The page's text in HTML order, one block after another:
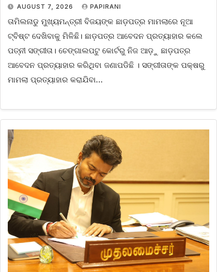
AUGUST 7, 2026 PAPIRANI
ତାମିଲନାଡୁ ମୁଖ୍ୟମନ୍ତ୍ରୀ ବିଜୟଙ୍କ ଛାଡ଼ପତ୍ର ମାମଲାରେ ନୂଆ
ଟ୍ବିଷ୍ଟ ଦେଖିବାକୁ ମିଳିଛି। ଛାଡ଼ପତ୍ର ଆବେଦନ ପ୍ରତ୍ୟାହାର କଲେ
ପତ୍ନୀ ସଙ୍ଗୀତା। ଚେଙ୍ଗାଲପଟୁ କୋର୍ଟରୁ ନିଜ ଆଡ଼ୁ ଛାଡ଼ପତ୍ର
ଆବେଦନ ପ୍ରତ୍ୟାହାର କରିଥିବା ଜଣାପଡିଛି । ସଙ୍ଗୀତାଙ୍କ ପକ୍ଷରୁ
ମାମଲା ପ୍ରତ୍ୟାହାର କରାଯିବା…